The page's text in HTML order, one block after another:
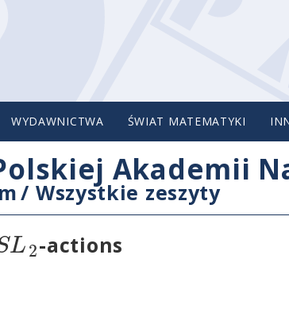
WYDAWNICTWA ŚWIAT MATEMATYKI
Akademii
/ Wszystkie zeszyty
L2-actions